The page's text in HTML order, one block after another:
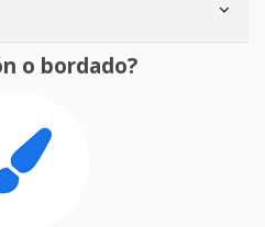
o bordado?